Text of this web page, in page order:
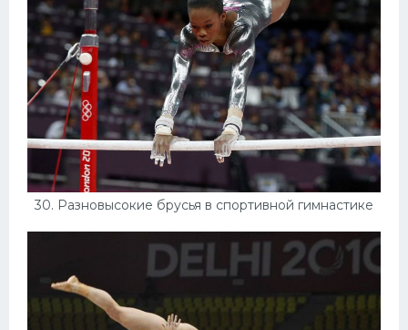
30. Разновысокие брусья в спортивной гимнастике